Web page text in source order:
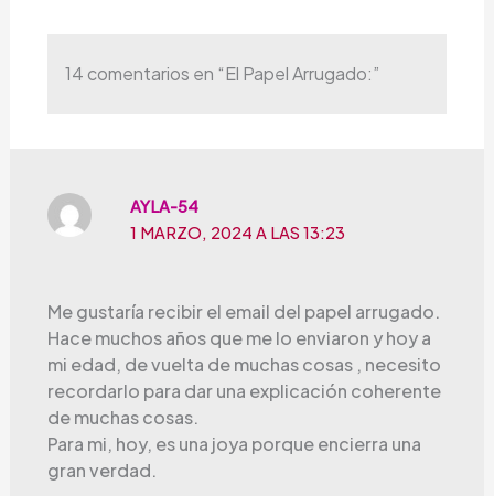
14 comentarios en “El Papel Arrugado:”
AYLA-54
1 MARZO, 2024 A LAS 13:23
Me gustaría recibir el email del papel arrugado.
Hace muchos años que me lo enviaron y hoy a
mi edad, de vuelta de muchas cosas , necesito
recordarlo para dar una explicación coherente
de muchas cosas.
Para mi, hoy, es una joya porque encierra una
gran verdad.